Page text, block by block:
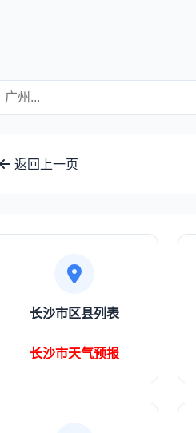
返回上一页
长沙市区县列表
长沙市天气预报